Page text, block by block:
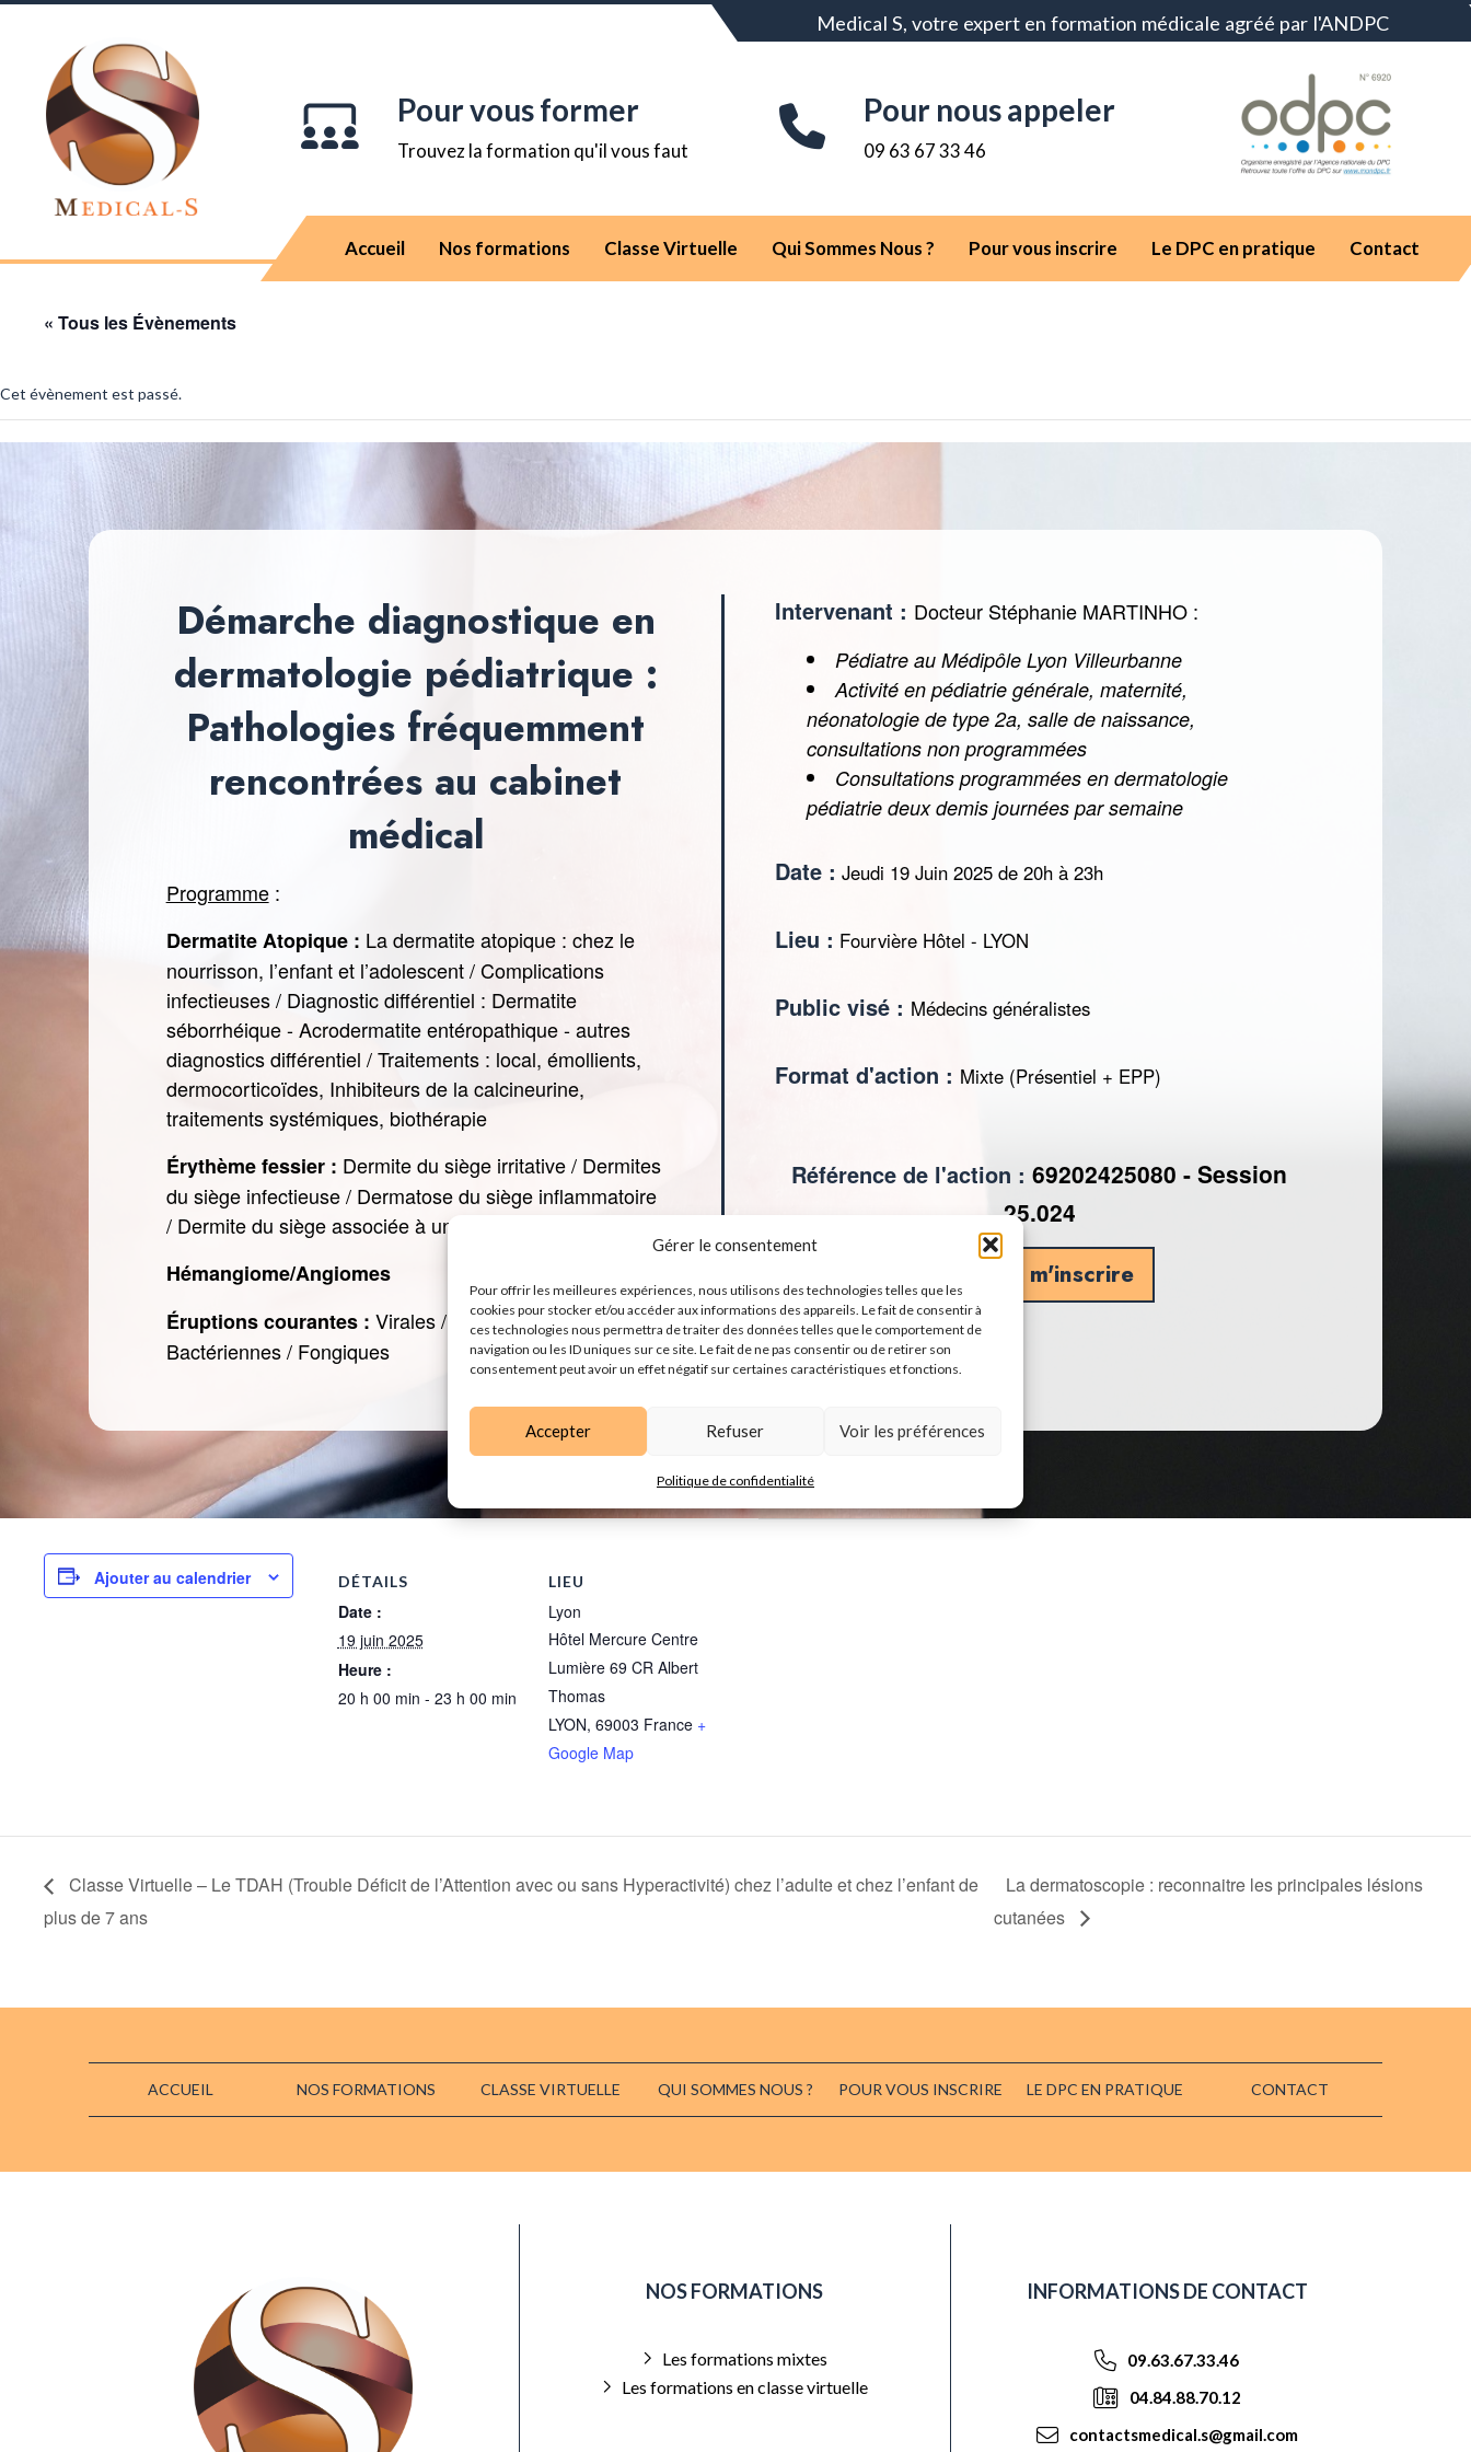
Gérer le consentement
Pour offrir les meilleures expériences, nous utilisons des technologies telles que les
cookies pour stocker et/ou accéder aux informations des appareils. Le fait de consentir à
ces technologies nous permettra de traiter des données telles que le comportement de
navigation ou les ID uniques sur ce site. Le fait de ne pas consentir ou de retirer son
consentement peut avoir un effet négatif sur certaines caractéristiques et fonctions.
Accepter Refuser Voir les préférences
Politique de confidentialité
Medical S, votre expert en formation médicale agréé par l'ANDPC
Pour vous former
Trouvez la formation qu'il vous faut
Pour nous appeler
09 63 67 33 46
Accueil Nos formations Classe Virtuelle Qui Sommes Nous ? Pour vous inscrire Le DPC en pratique Contact
« Tous les Évènements
Cet évènement est passé.
Démarche diagnostique en
dermatologie pédiatrique :
Pathologies fréquemment
rencontrées au cabinet
médical
Programme :
Dermatite Atopique : La dermatite atopique : chez le
nourrisson, l’enfant et l’adolescent / Complications
infectieuses / Diagnostic différentiel : Dermatite
séborrhéique - Acrodermatite entéropathique - autres
diagnostics différentiel / Traitements : local, émollients,
dermocorticoïdes, Inhibiteurs de la calcineurine,
traitements systémiques, biothérapie
Érythème fessier : Dermite du siège irritative / Dermites
du siège infectieuse / Dermatose du siège inflammatoire
/ Dermite du siège associée à une maladie inflammatoire
Hémangiome/Angiomes
Éruptions courantes : Virales / Pseudo-virales /
Bactériennes / Fongiques
Intervenant : Docteur Stéphanie MARTINHO :
Pédiatre au Médipôle Lyon Villeurbanne
Activité en pédiatrie générale, maternité,
néonatologie de type 2a, salle de naissance,
consultations non programmées
Consultations programmées en dermatologie
pédiatrie deux demis journées par semaine
Date : Jeudi 19Juin 2025 de 20h à 23h
Lieu : Fourvière Hôtel - LYON
Public visé : Médecins généralistes
Format d'action : Mixte (Présentiel + EPP)
Référence de l'action : 69202425080 - Session
25.024
Je veux m'inscrire
Ajouter au calendrier DÉTAILS
Date :
19 juin 2025
Heure :
20 h 00 min - 23 h 00 min
LIEU
Lyon
Hôtel Mercure Centre
Lumière 69 CR Albert
Thomas
LYON, 69003 France +
Google Map
Classe Virtuelle – Le TDAH (Trouble Déficit de l’Attention avec ou sans Hyperactivité) chez l’adulte et chez l’enfant de
plus de 7 ans
La dermatoscopie : reconnaitre les principales lésions
cutanées
ACCUEIL NOS FORMATIONS CLASSE VIRTUELLE QUI SOMMES NOUS ? POUR VOUS INSCRIRE LE DPC EN PRATIQUE CONTACT
NOS FORMATIONS
Les formations mixtes
Les formations en classe virtuelle
INFORMATIONS DE CONTACT
09.63.67.33.46
04.84.88.70.12
contactsmedical.s@gmail.com